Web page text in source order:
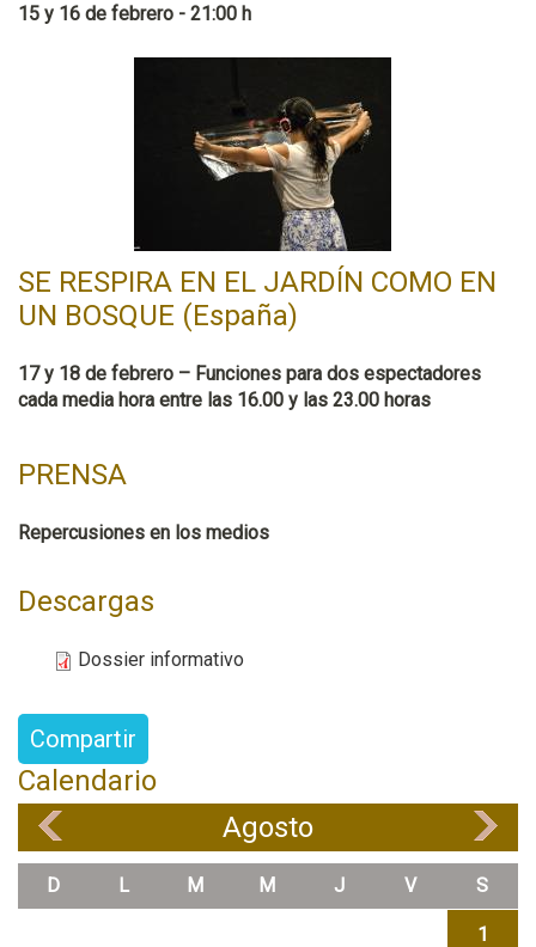
15 y 16 de febrero - 21:00 h
SE RESPIRA EN EL JARDÍN COMO EN
UN BOSQUE (España)
17 y 18 de febrero – Funciones para dos espectadores
cada media hora entre las 16.00 y las 23.00 horas
PRENSA
Repercusiones en los medios
Descargas
Dossier informativo
Compartir
Calendario
Agosto
D L M M J V S
1